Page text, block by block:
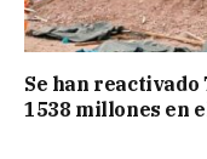
Se han reactivado
1538 millones en